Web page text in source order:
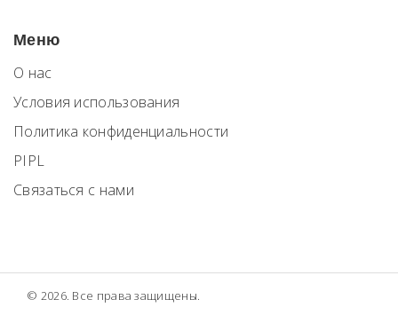
Меню
О нас
Условия использования
Политика конфиденциальности
PIPL
Связаться с нами
© 2026. Все права защищены.